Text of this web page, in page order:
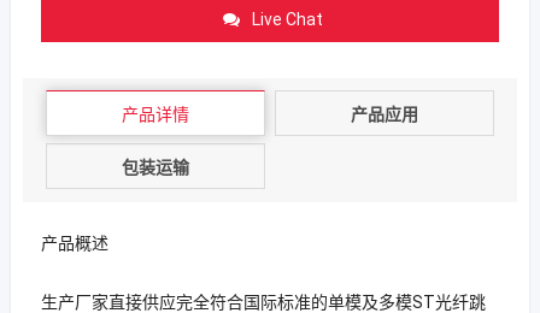
Live Chat
产品详情 产品应用
包装运输
产品概述
生产厂家直接供应完全符合国际标准的单模及多模ST光纤跳